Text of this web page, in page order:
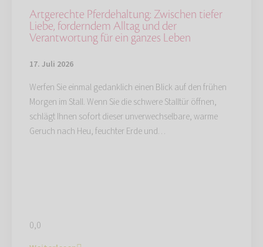
Artgerechte Pferdehaltung: Zwischen tiefer
Liebe, forderndem Alltag und der
Verantwortung für ein ganzes Leben
17. Juli 2026
Werfen Sie einmal gedanklich einen Blick auf den frühen
Morgen im Stall. Wenn Sie die schwere Stalltür öffnen,
schlägt Ihnen sofort dieser unverwechselbare, warme
Geruch nach Heu, feuchter Erde und…
0,0